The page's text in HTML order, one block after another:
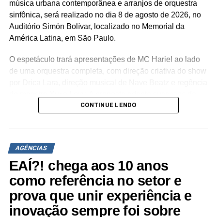
NÃO PERCA
Laboratório de inovação que busca conectar
pessoas e marcas por meio da arte
música urbana contemporânea e arranjos de orquestra
sinfônica, será realizado no dia 8 de agosto de 2026, no
Auditório Simón Bolívar, localizado no Memorial da
América Latina, em São Paulo.
O espetáculo trará apresentações de MC Hariel ao lado
de uma orquestra completa, com direção criativa do show
trajetória do artista paulista para arranjos orquestrais
um palco desenhado especialmente para a ocasião por
Drica Lara, sistema de iluminação cênica, sonorização de
alta fidelidade e painéis de LED direcionados ao
alinhamento audiovisual. A narrativa imersiva estende a
experiência do público desde a recepção no espaço até o
encerramento do evento. “Nosso objetivo foi desenvolver
CONTINUE LENDO
AGÊNCIAS
EAÍ?! chega aos 10 anos
como referência no setor e
prova que unir experiência e
inovação sempre foi sobre